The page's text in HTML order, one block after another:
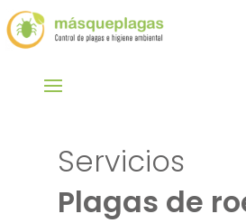
Servicios
Plagas de